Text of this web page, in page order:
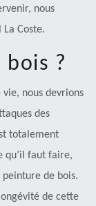
nous
Coste.
?
vie, nous devrions
des
totalement
qu’il faut faire,
peinture de bois.
de cette